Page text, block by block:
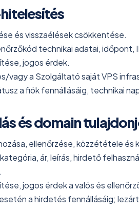
és visszaélések csökkentése.
technikai adatai, időpont,
jogos érdek.
vagy a Szolgáltató saját VPS
a fiók fennállásáig, technikai
és domain
ellenőrzése, közzététele és
ár, leírás, hirdető
jogos érdek a valós és
a hirdetés fennállásáig;